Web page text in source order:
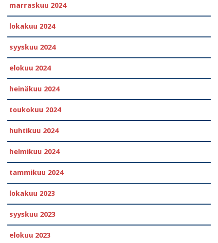
marraskuu 2024
lokakuu 2024
syyskuu 2024
elokuu 2024
heinäkuu 2024
toukokuu 2024
huhtikuu 2024
helmikuu 2024
tammikuu 2024
lokakuu 2023
syyskuu 2023
elokuu 2023